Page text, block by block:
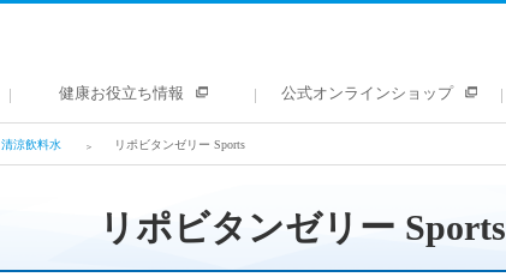
健康お役立ち情報 公式オンラインショップ
清涼飲料水 リポビタンゼリー Sports
リポビタンゼリー Sports